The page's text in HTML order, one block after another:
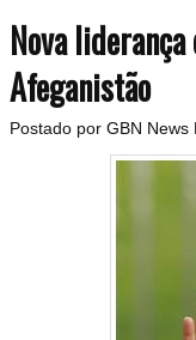
Nova
Afeganistão
Postado por GBN News